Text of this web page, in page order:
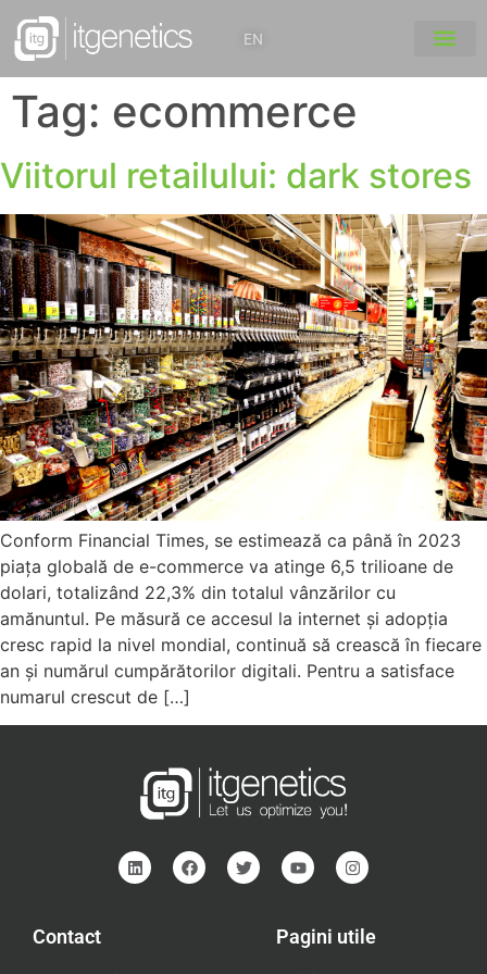
EN
Tag: ecommerce
Viitorul retailului: dark stores
Conform Financial Times, se estimează ca până în 2023
piața globală de e-commerce va atinge 6,5 trilioane de
dolari, totalizând 22,3% din totalul vânzărilor cu
amănuntul. Pe măsură ce accesul la internet și adopția
cresc rapid la nivel mondial, continuă să crească în fiecare
an și numărul cumpărătorilor digitali. Pentru a satisface
numarul crescut de […]
Contact Pagini utile